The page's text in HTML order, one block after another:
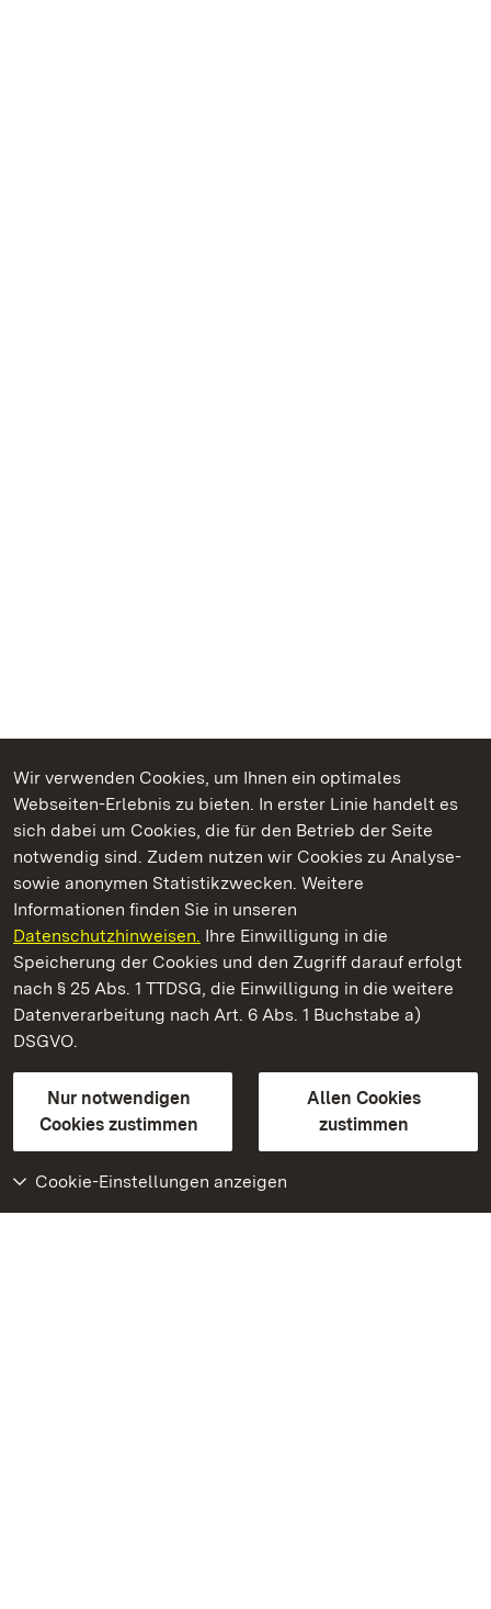
Wir verwenden Cookies, um Ihnen ein optimales
Webseiten-Erlebnis zu bieten. In erster Linie handelt es
sich dabei um Cookies, die für den Betrieb der Seite
notwendig sind. Zudem nutzen wir Cookies zu Analyse-
sowie anonymen Statistikzwecken. Weitere
Informationen finden Sie in unseren
Datenschutzhinweisen. Ihre Einwilligung in die
Speicherung der Cookies und den Zugriff darauf erfolgt
nach § 25 Abs. 1 TTDSG, die Einwilligung in die weitere
Datenverarbeitung nach Art. 6 Abs. 1 Buchstabe a)
DSGVO.
Nur notwendigen
Cookies zustimmen
Allen Cookies
zustimmen
Cookie-Einstellungen anzeigen
Kommen. Staunen. Genießen.
Kloster und Schloss Salem
Staatliche Schlösser und Gärten Baden-Württemberg
Kontakt
GebärdenspracheLeichte Sprache
Erklärung zur Barrierefreiheit
BITV-konform (geprüfte Seiten)
Weiteres